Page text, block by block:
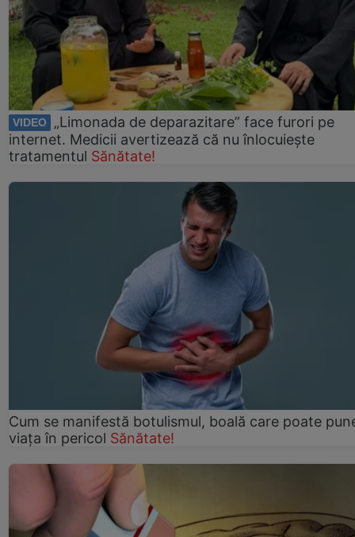
VIDEO
„Limonada de deparazitare” face furori pe
internet. Medicii avertizează că nu înlocuiește
tratamentul Sănătate!
Cum se manifestă botulismul, boală care poate
viaţa în pericol Sănătate!